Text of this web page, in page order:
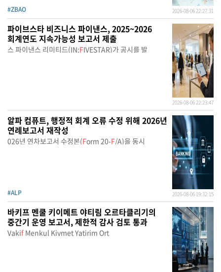
#ZBAO 2026-08-06 22:27:31
파이브스타 비즈니스 파이낸스, 2025~2026
회계연도 지속가능성 보고서 제출
스 파이낸스 리미티드(IN:FIVESTAR)가 공시를 발
2026-08-06 22:23:47
알파 컴퓨트, 행정적 회계 오류 수정 위해 2026년
연례보고서 재작성
026년 연차보고서 수정본(Form 20-F/A)을 동시
#ALP 2026-08-06 19:32:15
바키프 멘쿨 키이메트 야티림 오르타클리기의
중간기 운영 보고서, 제한적 감사 검토 통과
Vakif Menkul Kiymet Yatirim Ort